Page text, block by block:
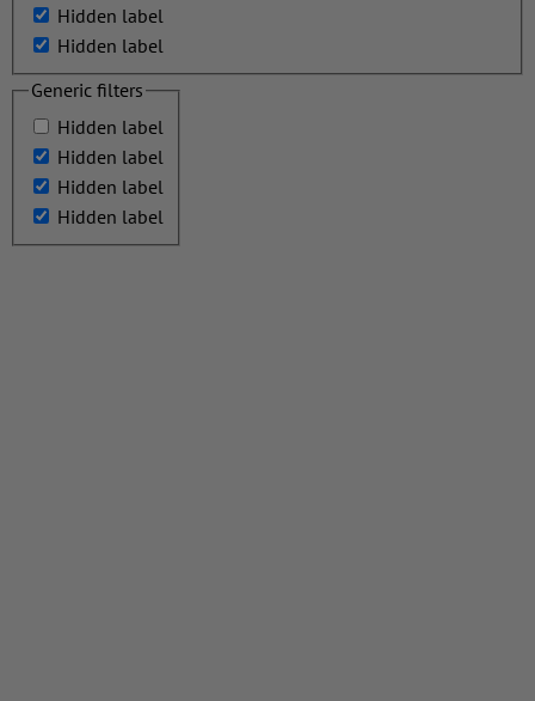
Hidden label
Hidden label
Generic filters
Hidden label
Hidden label
Hidden label
Hidden label